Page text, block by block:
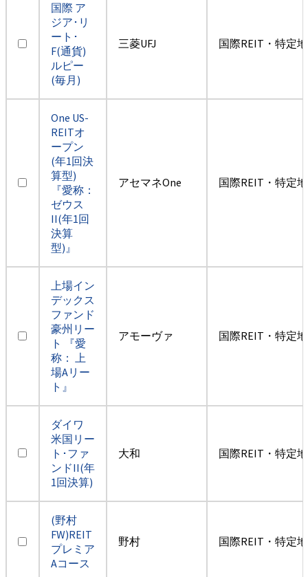
国際 ア
ジア･リ
ート･
F(通貨)
ルピー
(毎月)
三菱UFJ 国際REIT・特定
One US-
REITオ
ープン
(年1回決
算型)
『愛称：
ゼウス
II(年1回
決算
型)』
アセマネOne 国際REIT・特定
上場イン
デックス
ファンド
豪州リー
ト 『愛
称： 上
場Aリー
ト』
アモーヴァ 国際REIT・特定
ダイワ
米国リー
ト･ファ
ンドII(年
1回決算)
大和 国際REIT・特定
(野村
FW)REIT
プレミア
Aコース
野村 国際REIT・特定